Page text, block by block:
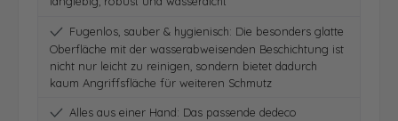
Fugenlos, sauber & hygienisch: Die besonders glatte
Oberfläche mit der wasserabweisenden Beschichtung ist
nicht nur leicht zu reinigen, sondern bietet dadurch
kaum Angriffsfläche für weiteren Schmutz
Alles aus einer Hand: Das passende dedeco